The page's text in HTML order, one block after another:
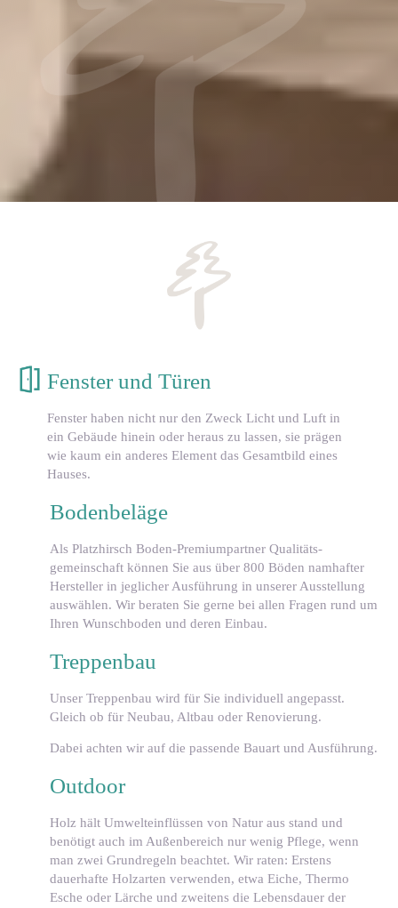
Fenster und Türen
Fenster haben nicht nur den Zweck Licht und Luft in
ein Gebäude hinein oder heraus zu lassen, sie prägen
wie kaum ein anderes Element das Gesamtbild eines
Hauses.
Bodenbeläge
Als Platzhirsch Boden-Premiumpartner Qualitäts-
gemeinschaft können Sie aus über 800 Böden namhafter
Hersteller in jeglicher Ausführung in unserer Ausstellung
auswählen. Wir beraten Sie gerne bei allen Fragen rund um
Ihren Wunschboden und deren Einbau.
Treppenbau
Unser Treppenbau wird für Sie individuell angepasst.
Gleich ob für Neubau, Altbau oder Renovierung.
Dabei achten wir auf die passende Bauart und Ausführung.
Outdoor
Holz hält Umwelteinflüssen von Natur aus stand und
benötigt auch im Außenbereich nur wenig Pflege, wenn
man zwei Grundregeln beachtet. Wir raten: Erstens
dauerhafte Holzarten verwenden, etwa Eiche, Thermo
Esche oder Lärche und zweitens die Lebensdauer der